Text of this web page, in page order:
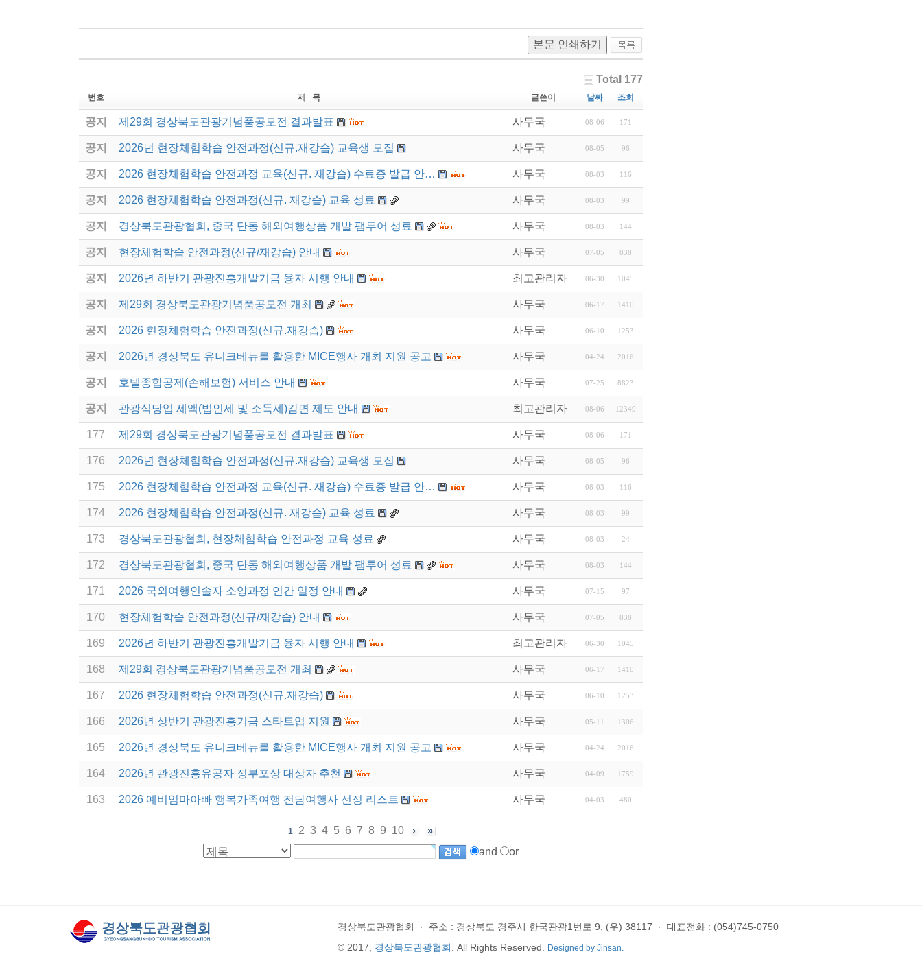
본문 인쇄하기
Total 177
번호 제 목 글쓴이 날짜 조회
공지 제29회 경상북도관광기념품공모전 결과발표 사무국 08-06 171
공지 2026년 현장체험학습 안전과정(신규.재강습) 교육생 모집 사무국 08-05 96
공지 2026 현장체험학습 안전과정 교육(신규. 재강습) 수료증 발급 안… 사무국 08-03 116
공지 2026 현장체험학습 안전과정(신규. 재강습) 교육 성료 사무국 08-03 99
공지 경상북도관광협회, 중국 단동 해외여행상품 개발 팸투어 성료 사무국 08-03 144
공지 현장체험학습 안전과정(신규/재강습) 안내 사무국 07-05 838
공지 2026년 하반기 관광진흥개발기금 융자 시행 안내 최고관리자 06-30 1045
공지 제29회 경상북도관광기념품공모전 개최 사무국 06-17 1410
공지 2026 현장체험학습 안전과정(신규.재강습) 사무국 06-10 1253
공지 2026년 경상북도 유니크베뉴를 활용한 MICE행사 개최 지원 공고 사무국 04-24 2016
공지 호텔종합공제(손해보험) 서비스 안내 사무국 07-25 8823
공지 관광식당업 세액(법인세 및 소득세)감면 제도 안내 최고관리자 08-06 12349
177 제29회 경상북도관광기념품공모전 결과발표 사무국 08-06 171
176 2026년 현장체험학습 안전과정(신규.재강습) 교육생 모집 사무국 08-05 96
175 2026 현장체험학습 안전과정 교육(신규. 재강습) 수료증 발급 안… 사무국 08-03 116
174 2026 현장체험학습 안전과정(신규. 재강습) 교육 성료 사무국 08-03 99
173 경상북도관광협회, 현장체험학습 안전과정 교육 성료 사무국 08-03 24
172 경상북도관광협회, 중국 단동 해외여행상품 개발 팸투어 성료 사무국 08-03 144
171 2026 국외여행인솔자 소양과정 연간 일정 안내 사무국 07-15 97
170 현장체험학습 안전과정(신규/재강습) 안내 사무국 07-05 838
169 2026년 하반기 관광진흥개발기금 융자 시행 안내 최고관리자 06-30 1045
168 제29회 경상북도관광기념품공모전 개최 사무국 06-17 1410
167 2026 현장체험학습 안전과정(신규.재강습) 사무국 06-10 1253
166 2026년 상반기 관광진흥기금 스타트업 지원 사무국 05-11 1306
165 2026년 경상북도 유니크베뉴를 활용한 MICE행사 개최 지원 공고 사무국 04-24 2016
164 2026년 관광진흥유공자 정부포상 대상자 추천 사무국 04-09 1759
163 2026 예비엄마아빠 행복가족여행 전담여행사 선정 리스트 사무국 04-03 480
1 2 3 4 5 6 7 8 9 10
and
or
경상북도관광협회 · 주소 : 경상북도 경주시 한국관광1번로 9, (우) 38117 ·
대표전화 : (054)745-0750
© 2017, 경상북도관광협회 . All Rights Reserved. Designed by Jinsan.